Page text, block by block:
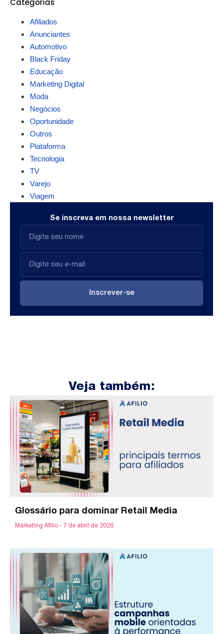
Categorias
Afiliados
Anunciantes
Automotivo
Black Friday
Educação
Marketing Digital
Moda
Negócios
Oportunidade
Outros
Plataforma
Tecnologia
TV
Varejo
Viagem
Se inscreva em nossa newsletter
Inscrever-se
Veja também:
Glossário para dominar Retail Media
Marketing Afilio 7 de abril de 2026